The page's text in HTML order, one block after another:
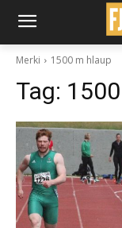
Merki 1500 m hlaup
Tag: